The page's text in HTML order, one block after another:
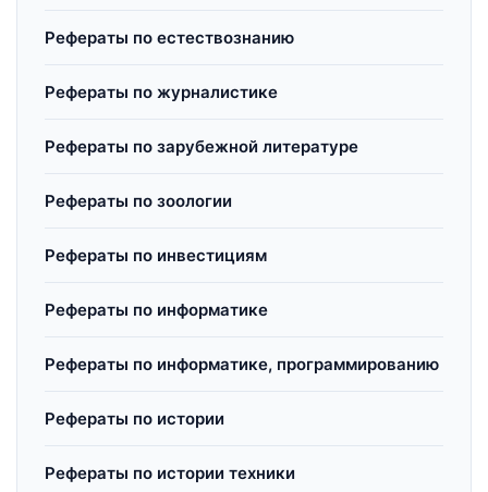
Рефераты по естествознанию
Рефераты по журналистике
Рефераты по зарубежной литературе
Рефераты по зоологии
Рефераты по инвестициям
Рефераты по информатике
Рефераты по информатике, программированию
Рефераты по истории
Рефераты по истории техники